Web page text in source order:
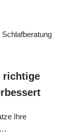
richtige
Ihre